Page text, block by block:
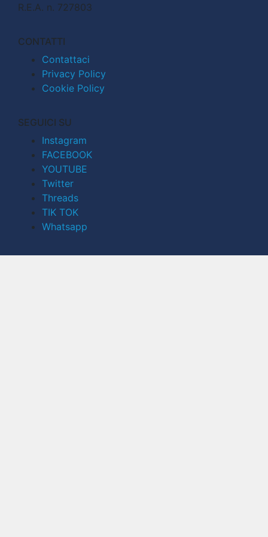
R.E.A. n. 727803
CONTATTI
Contattaci
Privacy Policy
Cookie Policy
SEGUICI SU
Instagram
FACEBOOK
YOUTUBE
Twitter
Threads
TIK TOK
Whatsapp